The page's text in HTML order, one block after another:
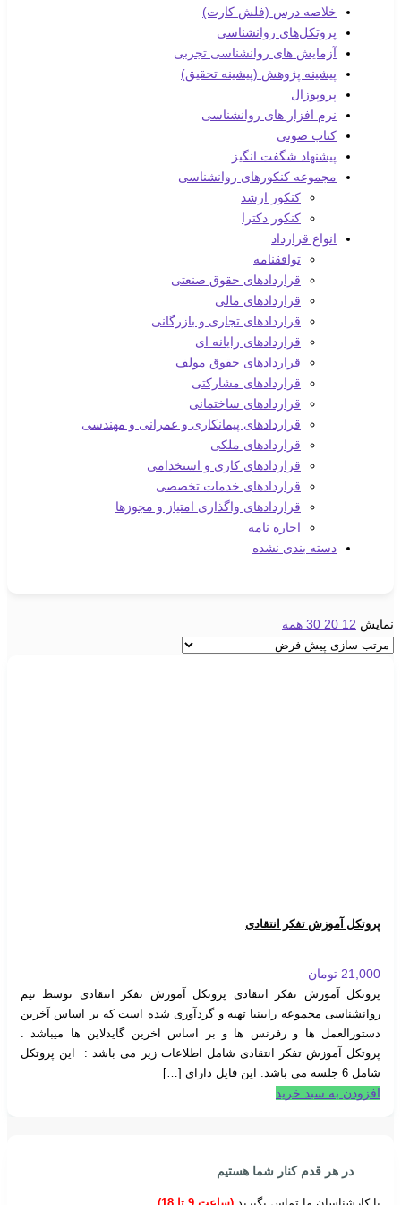
خلاصه درس (فلش کارت)
پروتکل‌های روانشناسی
آزمایش های روانشناسی تجربی
پیشینه پژوهش (پیشینه تحقیق)
پروپوزال
نرم افزار های روانشناسی
کتاب صوتی
پیشنهاد شگفت انگیز
مجموعه کنکورهای روانشناسی
کنکور ارشد
کنکور دکترا
انواع قرارداد
توافقنامه
قراردادهای حقوق صنعتی
قراردادهای مالی
قراردادهای تجاری و بازرگانی
قراردادهای رایانه ای
قراردادهای حقوق مولف
قراردادهای مشارکتی
قراردادهای ساختمانی
قراردادهای پیمانکاری و عمرانی و مهندسی
قراردادهای ملکی
قراردادهای کاری و استخدامی
قراردادهای خدمات تخصصی
قراردادهای واگذاری امتیاز و مجوزها
اجاره نامه
دسته بندی نشده
نمایش 12
20
30 همه
پروتکل آموزش تفکر انتقادی
21,000 تومان
پروتکل آموزش تفکر انتقادی پروتکل آموزش تفکر انتقادی توسط تیم
روانشناسی مجموعه رابینیا تهیه و گردآوری شده است که بر اساس آخرین
دستورالعمل ها و رفرنس ها و بر اساس اخرین گایدلاین ها میباشد .
پروتکل آموزش تفکر انتقادی شامل اطلاعات زیر می باشد : این پروتکل
شامل 6 جلسه می باشد. این فایل دارای […]
افزودن به سبد خرید
در هر قدم کنار شما هستیم